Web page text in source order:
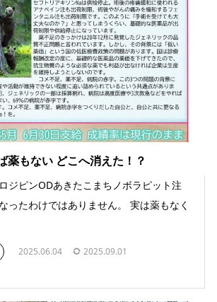
薬もない どこへ消えた！？
ジピンODあきたこまちノボラピット注
ったわけではありません。 実は薬もなく
2025.06.04 2025.09.01